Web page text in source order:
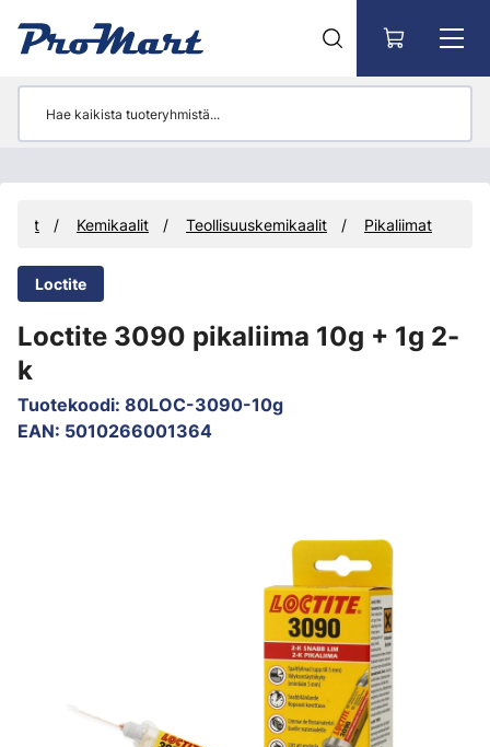
Kemikaalit Teollisuuskemikaalit Pikaliimat
Loctite
Loctite 3090 pikaliima 10g + 1g 2-
k
Tuotekoodi: 80LOC-3090-10g
EAN: 5010266001364